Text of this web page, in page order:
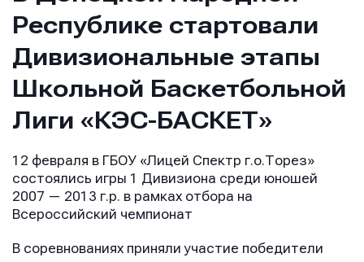
Республике стартовали
Дивизиональные этапы
Школьной Баскетбольной
Лиги «КЭС-БАСКЕТ»
12 февраля в ГБОУ «Лицей Спектр г.о.Торез»
состоялись игры 1 Дивизиона среди юношей
2007 — 2013 г.р. в рамках отбора на
Всероссийский чемпионат
В соревнованиях приняли участие победители